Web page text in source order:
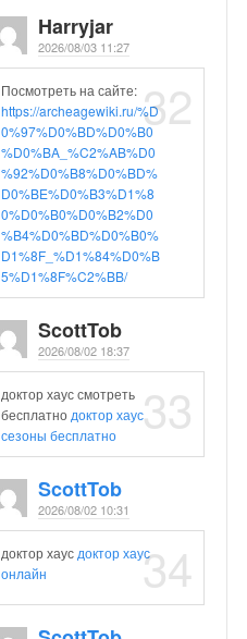
Harryjar
2026/08/03 11:27
32
Посмотреть на сайте:
https://archeagewiki.ru/%D
0%97%D0%BD%D0%B0
%D0%BA_%C2%AB%D0
%92%D0%B8%D0%BD%
D0%BE%D0%B3%D1%8
0%D0%B0%D0%B2%D0
%B4%D0%BD%D0%B0%
D1%8F_%D1%84%D0%B
5%D1%8F%C2%BB/
ScottTob
2026/08/02 18:37
33
доктор хаус смотреть
бесплатно доктор хаус
сезоны бесплатно
ScottTob
2026/08/02 10:31
34
доктор хаус доктор хаус
онлайн